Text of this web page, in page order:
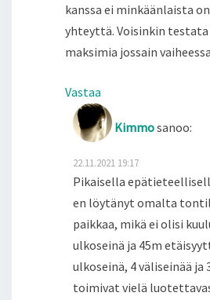
kanssa ei minkäänlaista
yhteyttä. Voisinkin
maksimia jossain
Vastaa
Kimmosanoo:
22.11.2021 19:17
Pikaisella
en löytänyt omalta
paikkaa, mikä ei olisi
ulkoseinä ja 45m
ulkoseinä, 4 väliseinää
toimivat vielä